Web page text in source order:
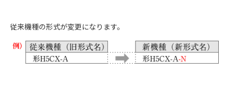
従来機種の形式が変更になります。